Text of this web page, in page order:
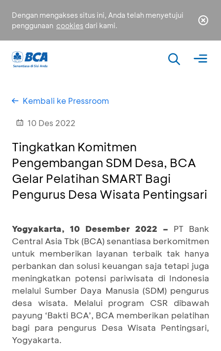
Dengan mengakses situs ini, Anda telah menyetujui
penggunaan cookies dari kami.
Kembali ke Pressroom
10 Des 2022
Tingkatkan Komitmen
Pengembangan SDM Desa, BCA
Gelar Pelatihan SMART Bagi
Pengurus Desa Wisata Pentingsari
Yogyakarta, 10 Desember 2022 – PT Bank
Central Asia Tbk (BCA) senantiasa berkomitmen
untuk memberikan layanan terbaik tak hanya
perbankan dan solusi keuangan saja tetapi juga
meningkatkan potensi pariwisata di Indonesia
melalui Sumber Daya Manusia (SDM) pengurus
desa wisata. Melalui program CSR dibawah
payung ‘Bakti BCA’, BCA memberikan pelatihan
bagi para pengurus Desa Wisata Pentingsari,
Yogyakarta.